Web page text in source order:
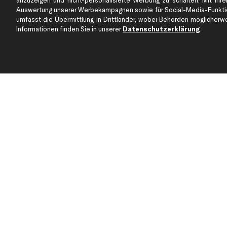
Über uns
businessplus
Corporate Webseite
Zahlung
Versandinfo
Retoure &
Auswertung unserer Werbekampagnen sowie für Social-Media-
umfasst die Übermittlung in Drittländer, wobei Behörden
Informationen finden Sie in unsererDatenschutzerklärung